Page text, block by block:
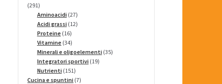
291291
prodotti
Aminoacidi 2727
prodotti
Acidi grassi 1212
Proteine 1616
prodotti
Vitamine 3434
prodotti
Minerali e oligoelementi 3535
Integratori sportivi 1919
Nutrienti 151151
prodotti
Cucina e spuntini 77